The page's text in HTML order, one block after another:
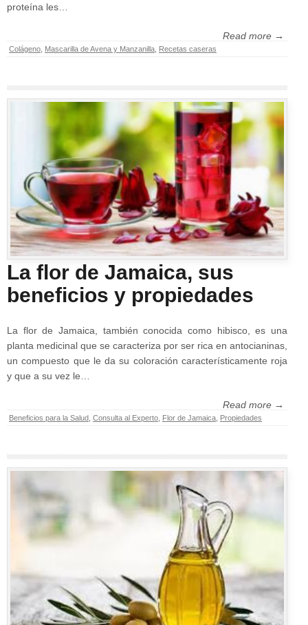
proteína les…
Read more →
Colágeno Mascarilla de Avena y Manzanilla Recetas caseras
La flor de Jamaica, sus
beneficios y propiedades
La flor de Jamaica, también conocida como hibisco, es una
planta medicinal que se caracteriza por ser rica en antocianinas,
un compuesto que le da su coloración característicamente roja
y que a su vez le…
Read more →
Beneficios para la Salud Consulta al Experto Flor de Jamaica Propiedades